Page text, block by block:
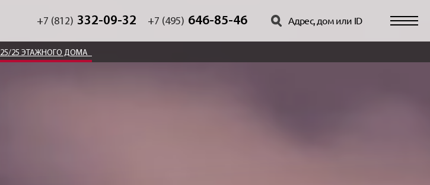
+7 (812) 332-09-32 +7 (495) 646-85-46
25/25 ЭТАЖНОГО ДОМА